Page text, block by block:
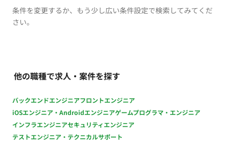
条件を変更するか、もう少し広い条件設定で検索してみてくだ
さい。
他の職種で求人・案件を探す
バックエンドエンジニアフロントエンジニア
iOSエンジニア・Androidエンジニアゲームプログラマ・エンジニア
インフラエンジニアセキュリティエンジニア
テストエンジニア・テクニカルサポート